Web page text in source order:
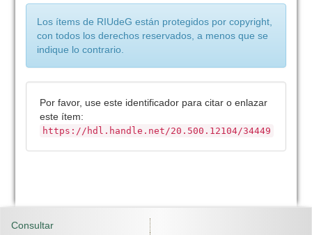
Los ítems de RIUdeG están protegidos por copyright,
con todos los derechos reservados, a menos que se
indique lo contrario.
Por favor, use este identificador para citar o enlazar
este ítem:
https://hdl.handle.net/20.500.12104/34449
Consultar